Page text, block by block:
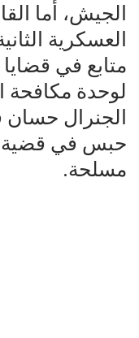
الجيش، أما
العسكرية
متابع في قضايا
لوحدة مكافحة
حبس في قضية
مسلحة.